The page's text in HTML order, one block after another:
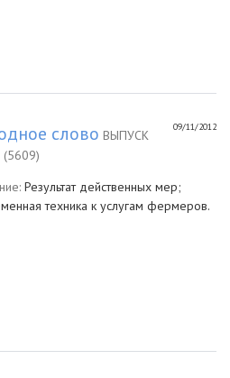
09/11/2012
слово ВЫПУСК
Результат действенных мер;
техника к услугам фермеров.